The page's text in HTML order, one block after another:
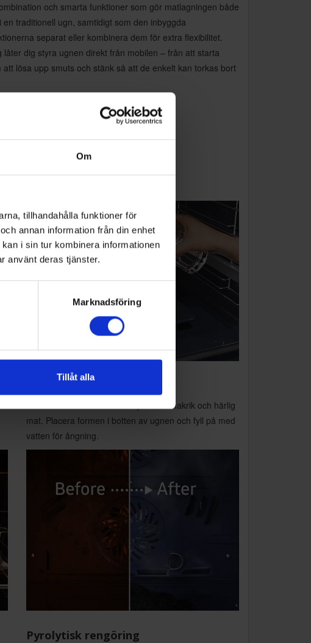
Om
tillhandahålla funktioner för
annan information från din enhet
i sin tur kombinera informationen
använt deras tjänster.
Marknadsföring
Tillåt alla
och smarta funktioner som gör matlagningen både
traditionell ugn, samtidigt som den inbyggda
separat eller kombinera dem för extra flexibilitet.
dig styra ugnen direkt från mobilen – från att starta
lösa upp smuts och stänk så att de enkelt kan torkas bort
Natural Steam
Med Natural Steam kan du njuta av smakrik och härlig
mat. Placera formen i botten av ugnen och fyll på med
vatten för ångning.
Pyrolytisk rengöring